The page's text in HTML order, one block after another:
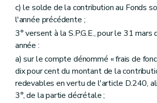
c) le solde de la contribution au Fonds
l'année précédente ;
3° versent à la S.P.G.E., pour le 31 mars
année :
a) sur le compte dénommé « frais de
dix pour cent du montant de la
redevables en vertu de l'article D.240,
3°, de la partie décrétale ;